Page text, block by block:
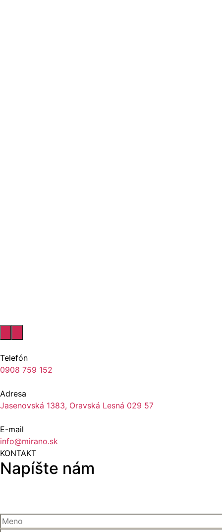
Telefón
0908 759 152
Adresa
Jasenovská 1383, Oravská Lesná 029 57
E-mail
info@mirano.sk
KONTAKT
Napíšte nám